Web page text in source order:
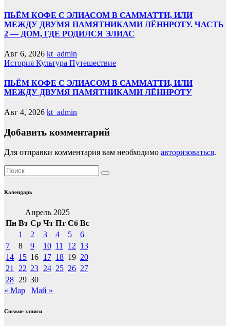
ПЬЁМ КОФЕ С ЭЛИАСОМ В САММАТТИ, ИЛИ
МЕЖДУ ДВУМЯ ПАМЯТНИКАМИ ЛЁННРОТУ. ЧАСТЬ
2 — ДОМ, ГДЕ РОДИЛСЯ ЭЛИАС
Авг 6, 2026 kt_admin
История Культура Путешествие
ПЬЁМ КОФЕ С ЭЛИАСОМ В САММАТТИ, ИЛИ
МЕЖДУ ДВУМЯ ПАМЯТНИКАМИ ЛЁННРОТУ
Авг 4, 2026 kt_admin
Добавить комментарий
Для отправки комментария вам необходимо авторизоваться.
Календарь
Апрель 2025
Пн Вт Ср Чт Пт Сб Вс
1
2 3 4 5
6
7
8 9 10 11 12 13
14 15 16 17 18 19 20
21
22 23 24 25 26 27
28 29 30
« Мар
Май »
Свежие записи